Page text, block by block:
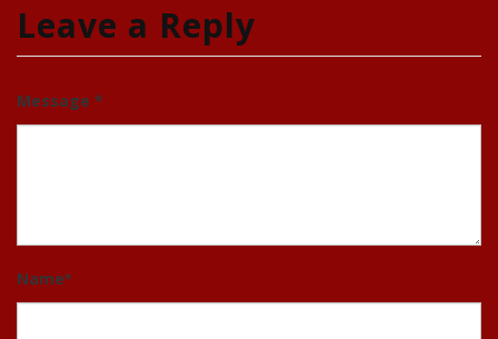
Leave a Reply
Message *
Name*